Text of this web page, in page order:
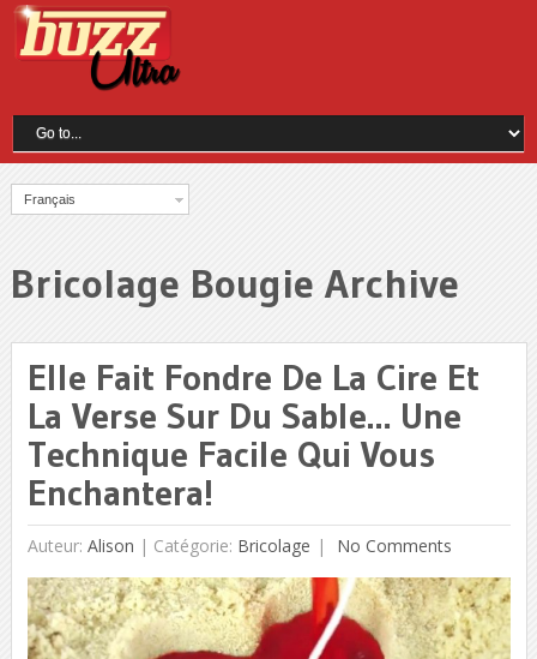
Français
Bricolage Bougie Archive
Elle Fait Fondre De La Cire Et
La Verse Sur Du Sable… Une
Technique Facile Qui Vous
Enchantera!
Auteur: Alison | Catégorie: Bricolage No Comments